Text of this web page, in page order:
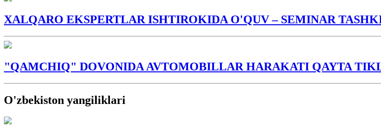
XALQARO EKSPERTLAR ISHTIROKIDA O'QUV – SEMINAR
"QAMCHIQ" DOVONIDA AVTOMOBILLAR HARAKATI QAYTA
O'zbekiston yangiliklari